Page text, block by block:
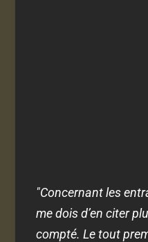
"Concernant les
me dois d’en citer
compté. Le tout